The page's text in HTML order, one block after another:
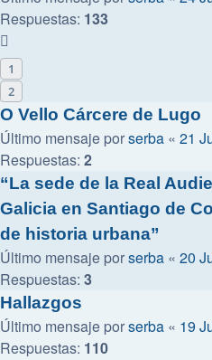
Respuestas: 133
1
2
O Vello Cárcere de Lugo
Último mensaje porserba « 21
Respuestas: 2
“La sede de la Real
Galicia en Santiago de
de historia urbana”
Último mensaje porserba « 20
Respuestas: 3
Hallazgos
Último mensaje porserba « 19
Respuestas: 110